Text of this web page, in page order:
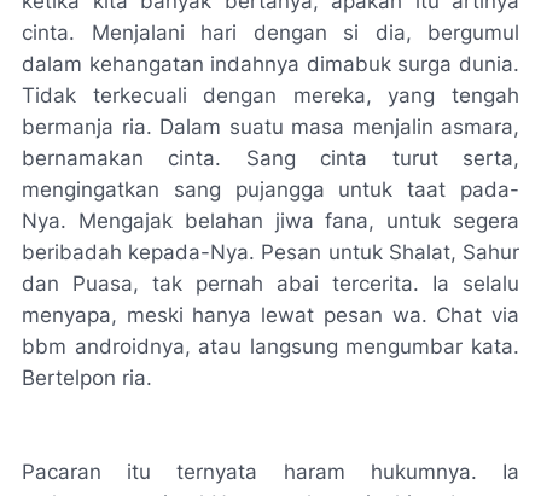
cinta. Menjalani hari dengan si dia, bergumul
dalam kehangatan indahnya dimabuk surga dunia.
Tidak terkecuali dengan mereka, yang tengah
bermanja ria. Dalam suatu masa menjalin asmara,
bernamakan cinta. Sang cinta turut serta,
mengingatkan sang pujangga untuk taat pada-
Nya. Mengajak belahan jiwa fana, untuk segera
beribadah kepada-Nya. Pesan untuk Shalat, Sahur
dan Puasa, tak pernah abai tercerita. Ia selalu
menyapa, meski hanya lewat pesan wa. Chat via
bbm androidnya, atau langsung mengumbar kata.
Bertelpon ria.
Pacaran itu ternyata haram hukumnya. Ia